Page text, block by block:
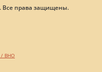
Все права защищены.
/ ВНО